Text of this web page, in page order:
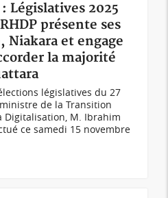
Législatives 2025
présente ses
Niakara et engage
la majorité
législatives du 27
de la Transition
Digitalisation, M. Ibrahim
ce samedi 15 novembre